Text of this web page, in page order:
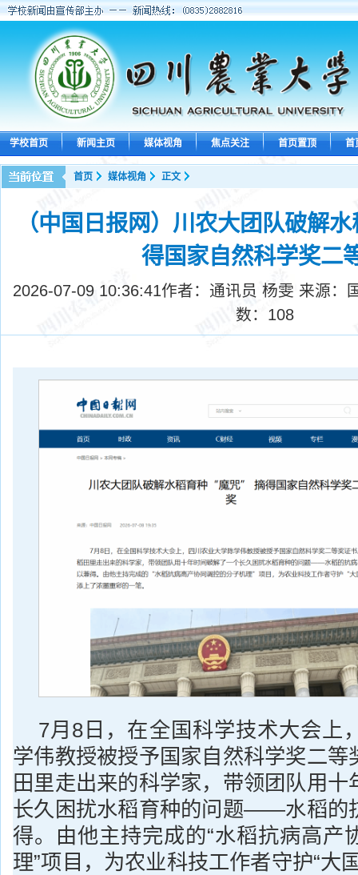
学校首页 新闻主页 媒体视角 焦点关注 首页置顶 首
首页 媒体视角 正文
（中国日报网）川农大团队破解
得国家自然科学奖二
2026-07-09 10:36:41作者：通讯员 杨雯 来源：
数： 108
7月8日，在全国科学技术大会上
学伟教授被授予国家自然科学奖二等
田里走出来的科学家，带领团队用十
长久困扰水稻育种的问题——水稻的
得。由他主持完成的“水稻抗病高产
理”项目，为农业科技工作者守护“大